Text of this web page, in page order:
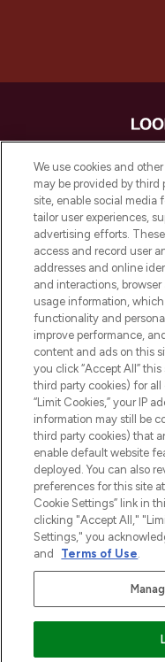
beste
make-up van
Shop online
Do Not
HELP
OVER
Betaal veilig met
We use cookies and
may be provided by third
site, enable social media
tailor user experiences,
advertising efforts.
access and record user
addresses and online
and interactions,
usage information,
functionality and
improve performance,
content and ads on this
you click “Accept All”
third party cookies) for
“Limit Cookies,” your IP
information may still be
third party cookies) that
enable default website
deployed. You can also
preferences for this site
Cookie Settings” link in
clicking "Accept All,"
Settings," you
and
Terms of Use.